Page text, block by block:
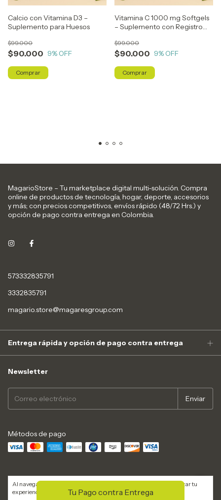
Al navegar por este sitio
para agilizar tu
experiencia de compra.
Entendido
Tu Pago contra Entrega
Calcio con Vitamina D3 –
Suplemento para Huesos
$90.000
$99.000
9% OFF
Vitamina C 1000 mg Softgels
– Suplemento con Registro
$90.000
$99.000
9% OFF
MagarioStore – Tu marketplace digital multi-solución. Compra
online de productos de tecnología, hogar, deporte, accesorios
y más; con precios competitivos, envíos rápido (48/72 Hrs.) y
opción de pago contra entrega en Colombia.
573332835791
3332835791
magario.store@magaresgroup.com
Entrega rápida y opción de pago contra entrega
Newsletter
Métodos de pago
Copyright MagarioStore - 2026. Todos los derechos reservados.